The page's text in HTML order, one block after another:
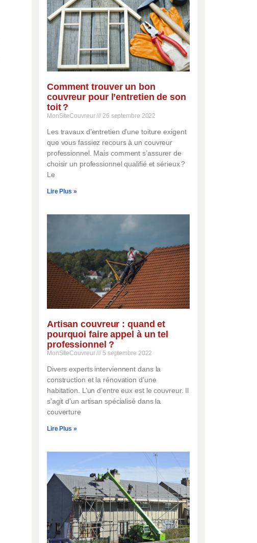
Comment trouver un bon
couvreur pour l’entretien de son
toit ?
MonSiteCouvreur 26 septembre 2022
Les travaux d’entretien d’une toiture exigent
que vous fassiez recours à un couvreur
professionnel. Mais comment s’assurer de
choisir un professionnel qualifié et sérieux ?
Le
Lire Plus »
Artisan couvreur : quand et
pourquoi faire appel à un tel
professionnel ?
MonSiteCouvreur 5 septembre 2022
Divers experts interviennent dans la
construction et la rénovation d’une
habitation. L’un d’entre eux est le couvreur. Il
s’agit d’un artisan spécialisé dans la
couverture
Lire Plus »